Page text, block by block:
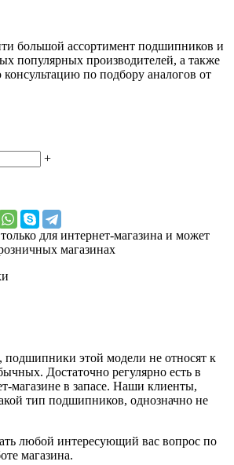
большой ассортимент подшипников и
популярных производителей, а также
по подбору аналогов от
+
для интернет-магазина и может
магазинах
подшипники этой модели не относят к
Достаточно регулярно есть в
магазине в запасе. Наши клиенты,
тип подшипников, однозначно не
любой интересующий вас вопрос по
магазина.